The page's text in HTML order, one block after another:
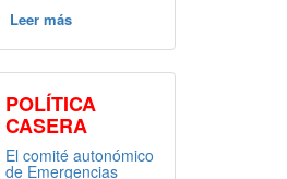
Leer más
POLÍTICA
CASERA
El comité autonómico
de Emergencias